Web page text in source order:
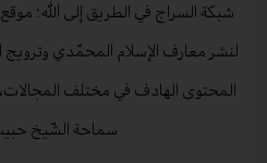
شبكة السراج في الطريق إلى الله؛
لنشر معارف الإسلام المحمّدي وترويج
المحتوى الهادف في مختلف
سماحة الشّيخ